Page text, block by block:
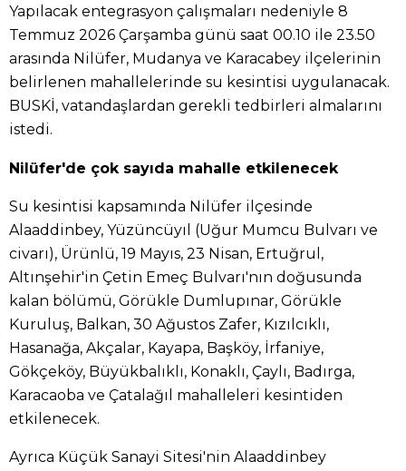
Yapılacak entegrasyon çalışmaları nedeniyle 8
Temmuz 2026 Çarşamba günü saat 00.10 ile 23.50
arasında Nilüfer, Mudanya ve Karacabey ilçelerinin
belirlenen mahallelerinde su kesintisi uygulanacak.
BUSKİ, vatandaşlardan gerekli tedbirleri almalarını
istedi.
Nilüfer'de çok sayıda mahalle etkilenecek
Su kesintisi kapsamında Nilüfer ilçesinde
Alaaddinbey, Yüzüncüyıl (Uğur Mumcu Bulvarı ve
civarı), Ürünlü, 19 Mayıs, 23 Nisan, Ertuğrul,
Altınşehir'in Çetin Emeç Bulvarı'nın doğusunda
kalan bölümü, Görükle Dumlupınar, Görükle
Kuruluş, Balkan, 30 Ağustos Zafer, Kızılcıklı,
Hasanağa, Akçalar, Kayapa, Başköy, İrfaniye,
Gökçeköy, Büyükbalıklı, Konaklı, Çaylı, Badırga,
Karacaoba ve Çatalağıl mahalleleri kesintiden
etkilenecek.
Ayrıca Küçük Sanayi Sitesi'nin Alaaddinbey